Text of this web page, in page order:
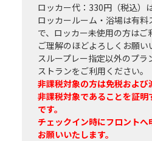
ロッカー代：330円（税込）
ロッカールーム・浴場は有料
で、ロッカー未使用の方はご
ご理解のほどよろしくお願い
スループレー指定以外のプ
ストランをご利用ください。
非課税対象の方は免税および
非課税対象であることを証
です。
チェックイン時にフロントへ
お願いいたします。